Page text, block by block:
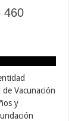
460
Vacunación
y